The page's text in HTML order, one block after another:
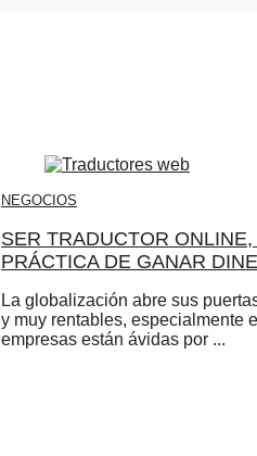
NEGOCIOS
SER TRADUCTOR
PRÁCTICA DE GANAR
La globalización abre sus
y muy rentables, especialmente
empresas están ávidas por ...